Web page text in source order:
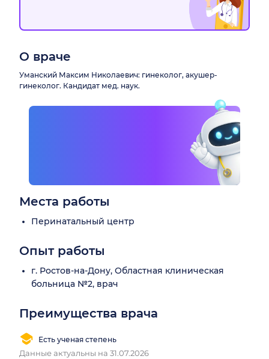
О враче
Уманский Максим Николаевич: гинеколог, акушер-
гинеколог. Кандидат мед. наук.
Места работы
Перинатальный центр
Опыт работы
г. Ростов-на-Дону, Областная клиническая
больница №2, врач
Преимущества врача
Есть ученая степень
Данные актуальны на 31.07.2026